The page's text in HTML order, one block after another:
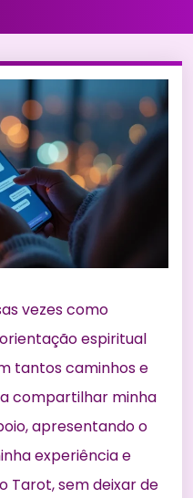
vezes como
espiritual
tantos caminhos e
compartilhar minha
apresentando o
experiência e
Tarot, sem deixar de